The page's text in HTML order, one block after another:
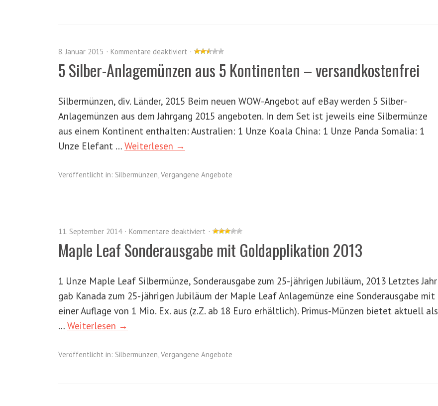
8. Januar 2015 Kommentare deaktiviert
5 Silber-Anlagemünzen aus 5 Kontinenten – versandkostenfrei
Silbermünzen, div. Länder, 2015 Beim neuen WOW-Angebot auf eBay werden 5 Silber-
Anlagemünzen aus dem Jahrgang 2015 angeboten. In dem Set ist jeweils eine Silbermünze
aus einem Kontinent enthalten: Australien: 1 Unze Koala China: 1 Unze Panda Somalia: 1
Unze Elefant … Weiterlesen →
Veröffentlicht in: Silbermünzen,Vergangene Angebote
11. September 2014 Kommentare deaktiviert
Maple Leaf Sonderausgabe mit Goldapplikation 2013
1 Unze Maple Leaf Silbermünze, Sonderausgabe zum 25-jährigen Jubiläum, 2013 Letztes Jahr
gab Kanada zum 25-jährigen Jubiläum der Maple Leaf Anlagemünze eine Sonderausgabe mit
einer Auflage von 1 Mio. Ex. aus (z.Z. ab 18 Euro erhältlich). Primus-Münzen bietet aktuell als
… Weiterlesen →
Veröffentlicht in: Silbermünzen,Vergangene Angebote